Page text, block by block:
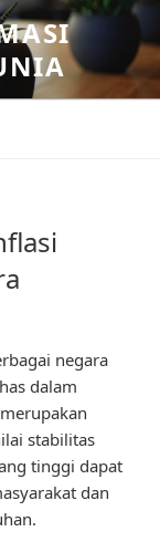
negara
dalam
stabilitas
tinggi dapat
dan